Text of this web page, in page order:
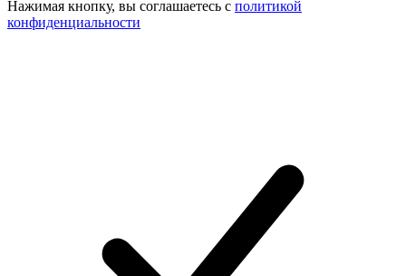
Нажимая кнопку, вы соглашаетесь с политикой
конфиденциальности